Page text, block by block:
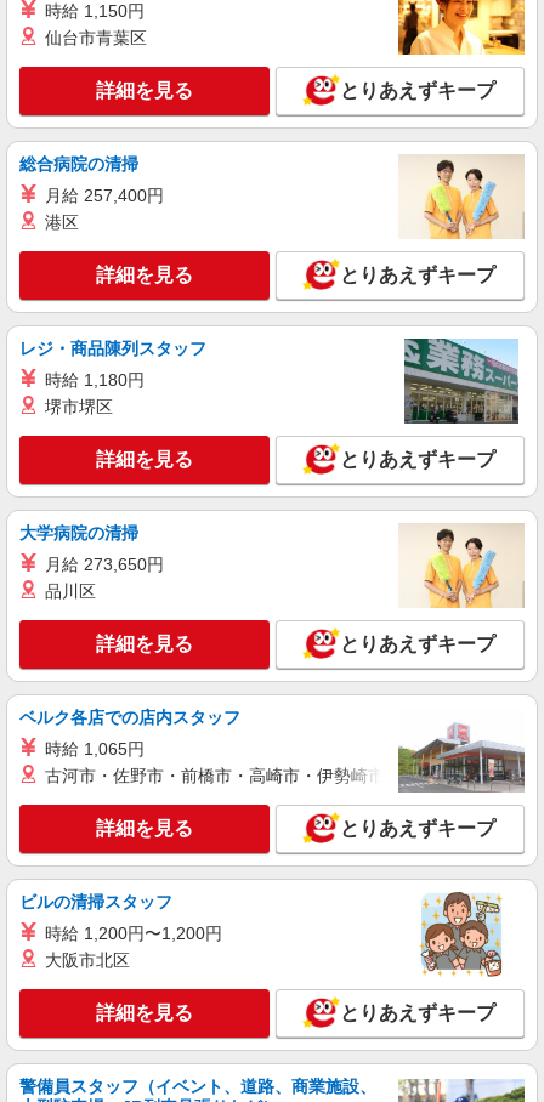
キープ 詳細を見る
パート
すき家 16号千葉北IC店
すき家の店舗スタッフ（接客・調理・清掃な
時給1,180円 ※22:00〜翌5:00：時給1,475円 ※
高校生時給1,140円 ※早朝手当（5:00〜9:00）時給
千葉県千葉市稲毛区長沼町135-4
キープ 詳細を見る
アルバイト パート
ピザハット 稲毛店
未経験OK！ピザハットピザメイクスタッフ
時給1,200円以上 平日 時給1,200円以上 土日・
祝日 時給1,200円以上 高校生 時給1,200円以上
千葉県千葉市稲毛区園生町1108-2 ユウキ園生
詳細を見る
パート
すき家 16号千葉北IC店
すき家の店舗スタッフ（接客・調理・清掃な
ど）
千葉県千葉市稲毛区長沼町135-4
キープ 詳細を見る
丸亀製麺千葉園生町店
キッチン・ホールスタッフ
時給1200円〜 ☆22時以降は時給25％UP（深夜
割増有）
千葉県千葉市稲毛区園生町９５６－１０
キープ 詳細を見る
時給 1,150円
仙台市青葉区
詳細を見る とりあえずキープ
総合病院の清掃
月給 257,400円
港区
詳細を見る とりあえずキープ
レジ・商品陳列スタッフ
時給 1,180円
堺市堺区
詳細を見る とりあえずキープ
大学病院の清掃
月給 273,650円
品川区
詳細を見る とりあえずキープ
ベルク各店での店内スタッフ
時給 1,065円
古河市・佐野市・前橋市・高崎市・伊勢崎市・太田市・館林市
詳細を見る とりあえずキープ
ビルの清掃スタッフ
時給 1,200円〜1,200円
大阪市北区
詳細を見る とりあえずキープ
警備員スタッフ（イベント、道路、商業施設、